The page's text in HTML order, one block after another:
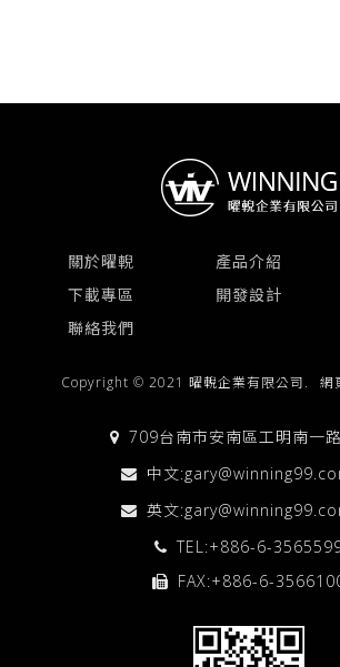
關於曜輗 產品介紹
下載專區
開發設計
聯絡我們
Copyright © 2021 曜輗企業有限公司. 網
709台南市安南區工明南一
中文:
英文:
TEL:+886-6-
FAX:+886-6-